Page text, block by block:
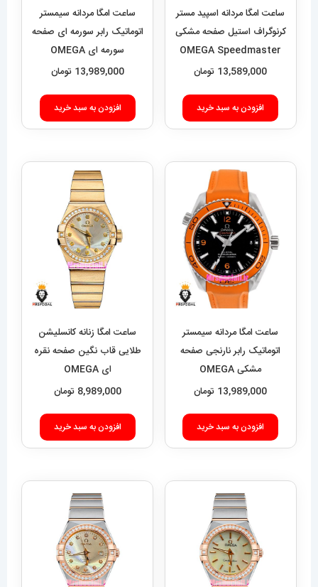
ساعت امگا مردانه اسپید مستر
کرنوگراف استیل صفحه مشکی
OMEGA Speedmaster
021628
13,589,000 تومان
افزودن به سبد خرید
ساعت امگا مردانه سیمستر
اتوماتیک رابر سورمه ای صفحه
سورمه ای OMEGA
SEAMASTER Planet
13,989,000 تومان
افزودن به سبد خرید
ساعت امگا مردانه سیمستر
اتوماتیک رابر نارنجی صفحه
مشکی OMEGA
SEAMASTER Planet
13,989,000 تومان
افزودن به سبد خرید
ساعت امگا زنانه کانسلیشن
طلایی قاب نگین صفحه نقره
ای OMEGA
CONSTELLATION
8,989,000 تومان
افزودن به سبد خرید